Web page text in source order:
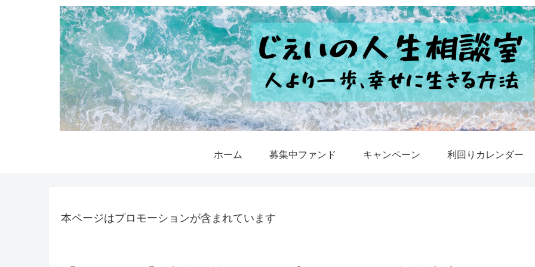
ホーム 募集中ファンド キャンペーン 利回りカレンダー
本ページはプロモーションが含まれています